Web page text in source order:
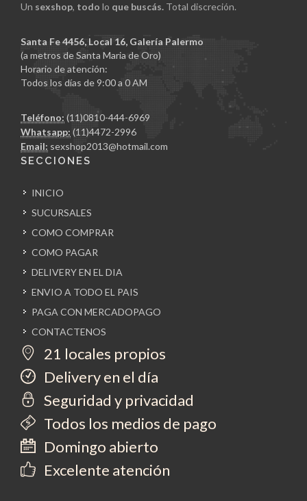
Un sexshop, todo lo que buscás. Total discreción.
Santa Fe 4456, Local 16, Galería Palermo
(a metros de Santa Maria de Oro)
Horario de atención:
Todos los días de 9:00 a 0 AM
Teléfono: (11)0810-444-6969
Whatsapp: (11)4472-2996
Email: sexshop2013@hotmail.com
SECCIONES
INICIO
SUCURSALES
COMO COMPRAR
COMO PAGAR
DELIVERY EN EL DIA
ENVIO A TODO EL PAIS
PAGA CON MERCADOPAGO
CONTACTENOS
21 locales propios
Delivery en el día
Seguridad y privacidad
Todos los medios de pago
Domingo abierto
Excelente atención